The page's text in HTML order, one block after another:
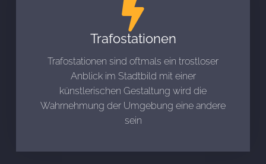
Trafostationen
Trafostationen sind oftmals ein trostloser
Anblick im Stadtbild mit einer
künstlerischen Gestaltung wird die
Wahrnehmung der Umgebung eine andere
sein